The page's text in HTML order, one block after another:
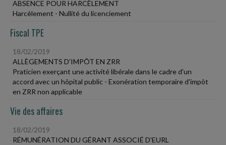
ABSENCE POUR HARCÈLEMENT
Harcèlement - Nullité du licenciement
Fiscal TPE
18/02/2019
ALLÈGEMENTS D'IMPÔT EN ZRR
Praticien exerçant une activité libérale dans le cadre d'un
accord avec un hôpital public - Exonération temporaire d'impôt
en ZRR non applicable
Vie des affaires
18/02/2019
RÉMUNÉRATION DU GÉRANT ASSOCIÉ D'EURL